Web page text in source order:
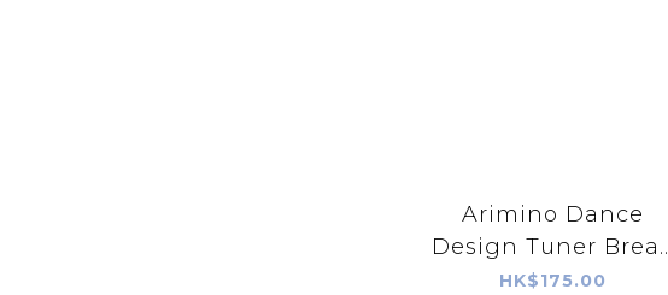
Arimino Dance
Design Tuner
Keep
HK$175.00